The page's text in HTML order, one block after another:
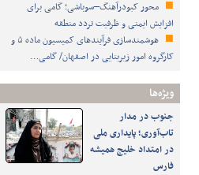
محور کبودرآهنگ–سوباشی؛ گامی برای
افزایش ایمنی و ظرفیت تردد منطقه
هوشمندسازی فرآیندهای کمیسیون ماده ۵ و
کارگروه امور زیربنایی در اصفهان/ گامی…
ویژه‌ها
جنوب در مدار
تاب‌آوری؛ پایداری ملی
در امتداد خلیج همیشه
فارس